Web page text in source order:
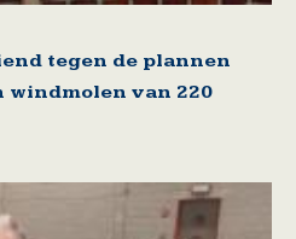
tegen de plannen
windmolen van 220